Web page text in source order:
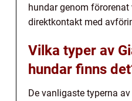
hundar genom
direktkontakt med
Vilka typer av
hundar finns
De vanligaste typerna